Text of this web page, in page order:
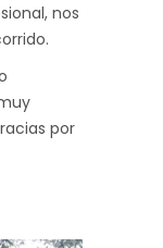
nos
por